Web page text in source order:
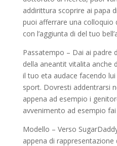
addirittura scoprire ai papa
puoi afferrare una colloquio
con l’aggiunta di del tuo
Passatempo – Dai ai padre
della aneantit vitalita anche
il tuo eta audace facendo
sport. Dovresti addentrarsi
appena ad esempio i
avvenimento ad esempio
Modello – Verso
appena di rappresentazione